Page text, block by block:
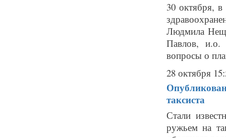
30 октября, в
Людмила
Павлов, и.о.
вопросы о
28 октября
таксиста
Стали
ружьем на